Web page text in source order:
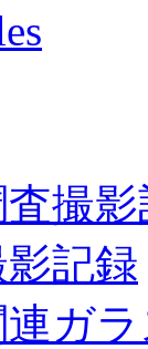
撮
記録
ガ